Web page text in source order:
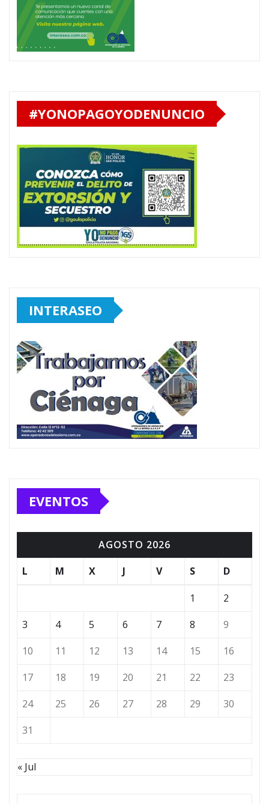
#YONOPAGOYODENUNCIO
INTERASEO
EVENTOS
AGOSTO 2026
L
M X J V S D
1
2
3
4 5 6 7 8
9
10
11 12 13 14 15
16
17
18 19 20 21 22
23
24
25 26 27 28 29
30
31
« Jul